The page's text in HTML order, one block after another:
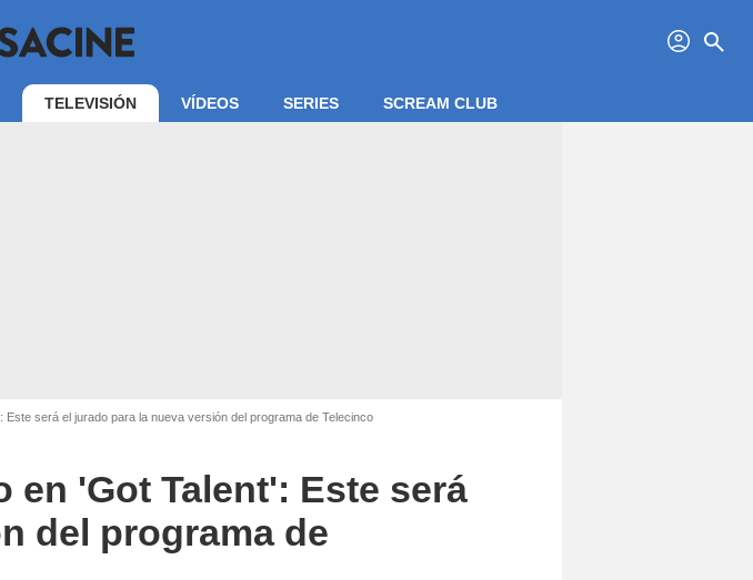
profil search
TELEVISIÓN VÍDEOS SERIES SCREAM CLUB
Este será el jurado para la nueva versión del programa de Telecinco
'Got Talent': Este será
del programa de